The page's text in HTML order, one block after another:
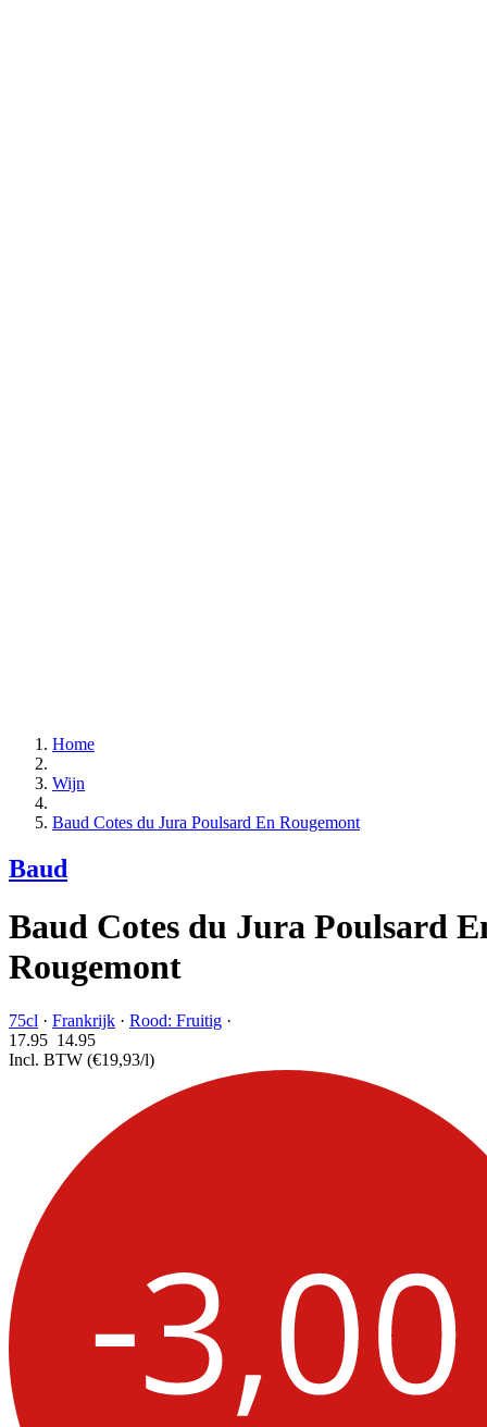
Home
Wijn
Baud Cotes du Jura Poulsard En Rougemont
Baud
Baud Cotes du Jura Poulsard
Rougemont
75cl · Frankrijk · Rood: Fruitig ·
17.95 14.95
Incl. BTW (€19,93/l)